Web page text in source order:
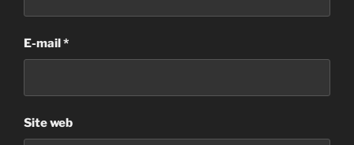
E-mail*
Site web